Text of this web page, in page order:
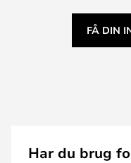
FÅ DIN
Har du brug